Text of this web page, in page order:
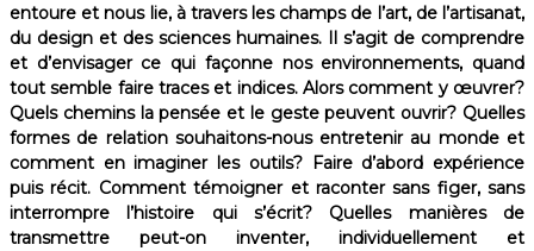
entoure et nous lie, à travers les champs de l’art, de l’artisanat,
du design et des sciences humaines. Il s’agit de comprendre
et d’envisager ce qui façonne nos environnements, quand
tout semble faire traces et indices. Alors comment y œuvrer?
Quels chemins la pensée et le geste peuvent ouvrir? Quelles
formes de relation souhaitons-nous entretenir au monde et
comment en imaginer les outils? Faire d’abord expérience
puis récit. Comment témoigner et raconter sans figer, sans
interrompre l’histoire qui s’écrit? Quelles manières de
transmettre peut-on inventer, individuellement et